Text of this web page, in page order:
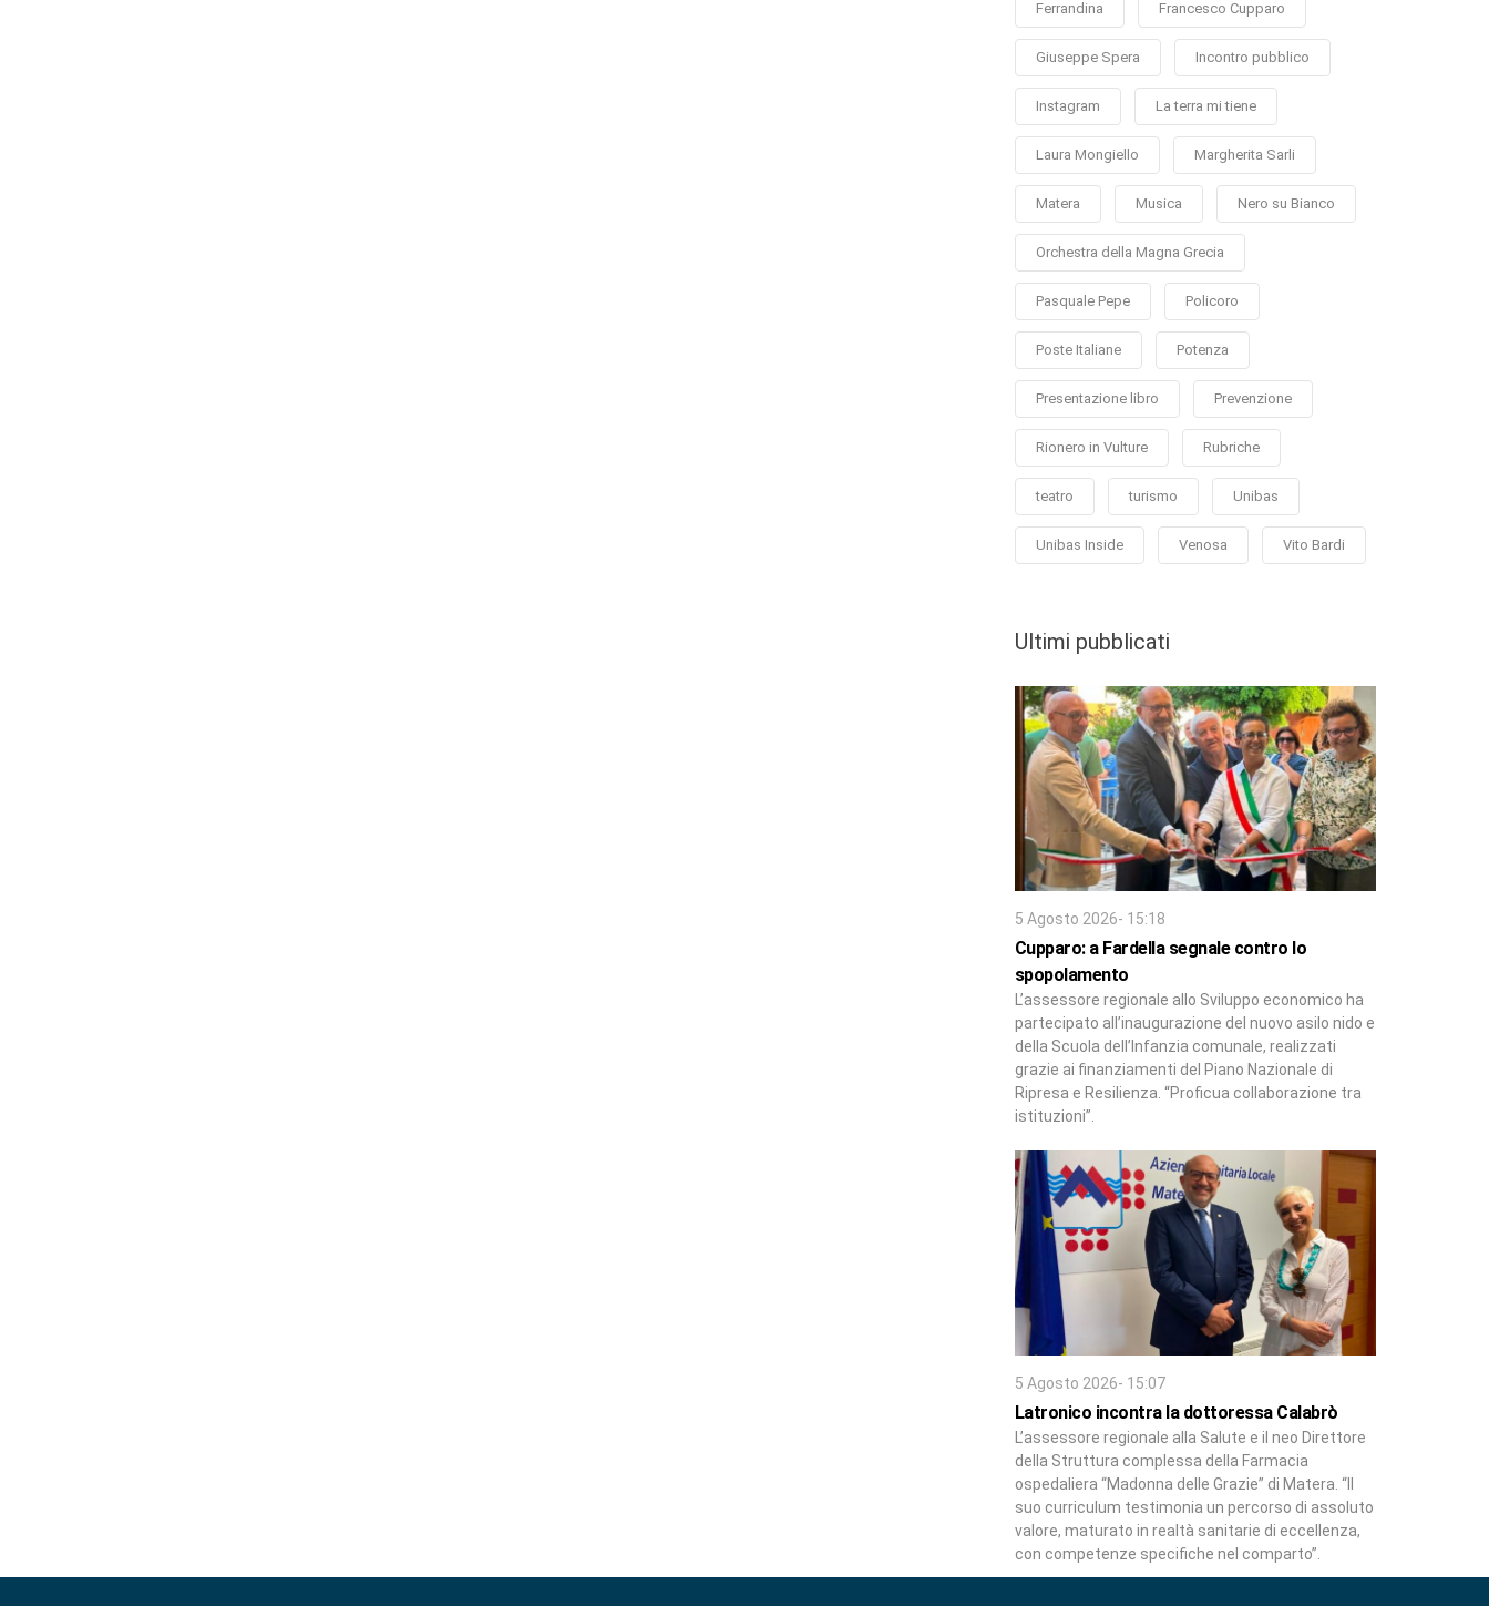
Ferrandina Francesco Cupparo
Giuseppe Spera Incontro pubblico
Instagram La terra mi tiene
Laura Mongiello Margherita Sarli
Matera Musica Nero su Bianco
Orchestra della Magna Grecia
Pasquale Pepe Policoro
Poste Italiane Potenza
Presentazione libro Prevenzione
Rionero in Vulture Rubriche
teatro turismo Unibas
Unibas Inside Venosa Vito Bardi
Ultimi pubblicati
5 Agosto 2026- 15:18
Cupparo: a Fardella segnale contro lo
spopolamento
L’assessore regionale allo Sviluppo economico ha
partecipato all’inaugurazione del nuovo asilo nido e
della Scuola dell’Infanzia comunale, realizzati
grazie ai finanziamenti del Piano Nazionale di
Ripresa e Resilienza. “Proficua collaborazione tra
istituzioni”.
5 Agosto 2026- 15:07
Latronico incontra la dottoressa Calabrò
L’assessore regionale alla Salute e il neo Direttore
della Struttura complessa della Farmacia
ospedaliera “Madonna delle Grazie” di Matera. “Il
suo curriculum testimonia un percorso di assoluto
valore, maturato in realtà sanitarie di eccellenza,
con competenze specifiche nel comparto”.